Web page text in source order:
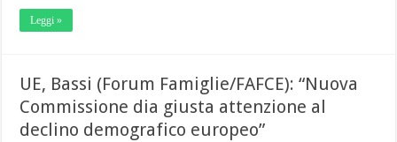
Leggi »
UE, Bassi (Forum Famiglie/FAFCE): “Nuova
Commissione dia giusta attenzione al
declino demografico europeo”